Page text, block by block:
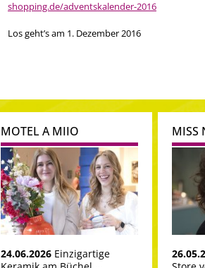
shopping.de/adventskalender-2016
Los geht’s am 1. Dezember 2016
MOTEL A MIIO
24.06.2026 Einzigartige
MISS